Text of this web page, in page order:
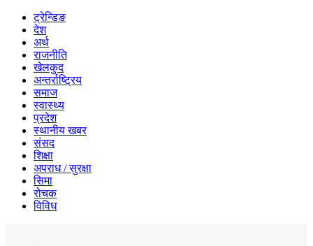
ट्रेन्डिङ
देश
अर्थ
राजनीति
खेलकुद
अन्तर्राष्ट्रिय
समाज
स्वास्थ्य
प्रदेश
स्थानीय खबर
संसद
शिक्षा
अपराध / सुरक्षा
सिमा
रोचक
विविध